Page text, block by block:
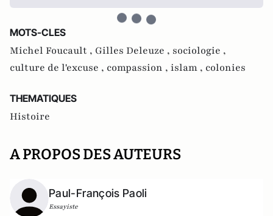
MOTS-CLES
Michel Foucault , Gilles Deleuze , sociologie ,
culture de l'excuse , compassion , islam , colonies
THEMATIQUES
Histoire
A PROPOS DES AUTEURS
Paul-François Paoli
Essayiste